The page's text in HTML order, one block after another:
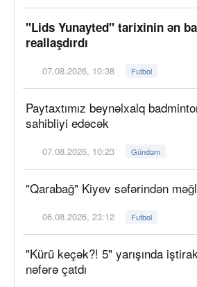
"Lids Yunayted" tarixinin ən
reallaşdırdı
07.08.2026, 10:38 Futbol
Paytaxtımız beynəlxalq
sahibliyi edəcək
07.08.2026, 10:23 Gündəm
"Qarabağ" Kiyev səfərindən
06.08.2026, 23:12 Futbol
"Kürü keçək?! 5" yarışında
nəfərə çatdı